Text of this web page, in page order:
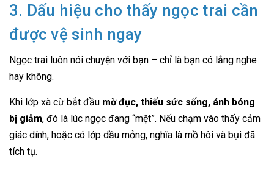
3. Dấu hiệu cho thấy ngọc trai cần
được vệ sinh ngay
Ngọc trai luôn nói chuyện với bạn – chỉ là bạn có lắng nghe
hay không.
Khi lớp xà cừ bắt đầu mờ đục, thiếu sức sống, ánh bóng
bị giảm, đó là lúc ngọc đang “mệt”. Nếu chạm vào thấy cảm
giác dính, hoặc có lớp dầu mỏng, nghĩa là mồ hôi và bụi đã
tích tụ.